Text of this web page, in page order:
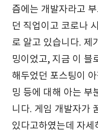
즘에는 개발자라고
던 직업이고 코로나
로 알고 있습니다. 제
밍이었고, 지금 이 블
해두었던 포스팅이
밍 등에 대해 아는 부
니다. 게임 개발자가
있다고하였는데 자